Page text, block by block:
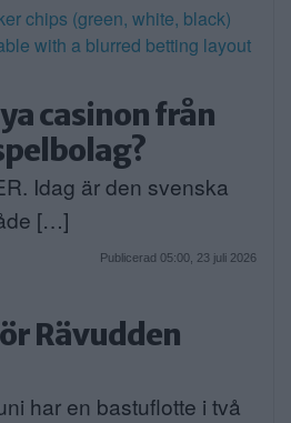
casinon från
Idag är den svenska
[…]
Publicerad 05:00, 23 juli 2026
Rävudden
har en bastuflotte i två